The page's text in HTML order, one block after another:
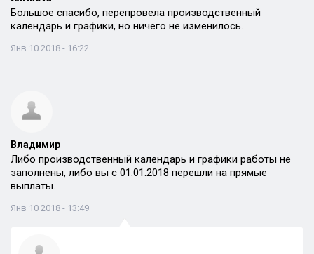
Большое спасибо, перепровела производственный
календарь и графики, но ничего не изменилось.
Янв 10 2018 - 16:22
Владимир
Либо производственный календарь и графики работы не
заполнены, либо вы с 01.01.2018 перешли на прямые
выплаты.
Янв 10 2018 - 13:49